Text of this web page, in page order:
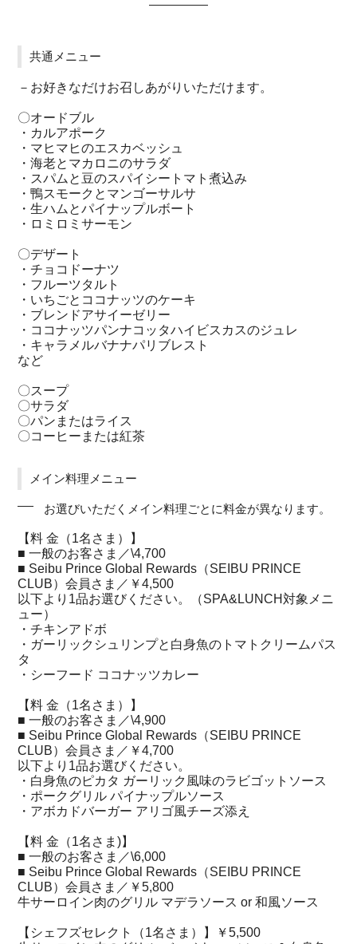
共通メニュー
－お好きなだけお召しあがりいただけます。
〇オードブル
・カルアポーク
・マヒマヒのエスカベッシュ
・海老とマカロニのサラダ
・スパムと豆のスパイシートマト煮込み
・鴨スモークとマンゴーサルサ
・生ハムとパイナップルボート
・ロミロミサーモン
〇デザート
・チョコドーナツ
・フルーツタルト
・いちごとココナッツのケーキ
・ブレンドアサイーゼリー
・ココナッツパンナコッタハイビスカスのジュレ
・キャラメルバナナパリブレスト
など
〇スープ
〇サラダ
〇パンまたはライス
〇コーヒーまたは紅茶
メイン料理メニュー
お選びいただくメイン料理ごとに料金が異なります。
【料 金（1名さま）】
■ 一般のお客さま／\4,700
■ Seibu Prince Global Rewards（SEIBU PRINCE
CLUB）会員さま／￥4,500
以下より1品お選びください。（SPA&LUNCH対象メニ
ュー）
・チキンアドボ
・ガーリックシュリンプと白身魚のトマトクリームパス
タ
・シーフード ココナッツカレー
【料 金（1名さま）】
■ 一般のお客さま／\4,900
■ Seibu Prince Global Rewards（SEIBU PRINCE
CLUB）会員さま／￥4,700
以下より1品お選びください。
・白身魚のピカタ ガーリック風味のラビゴットソース
・ポークグリル パイナップルソース
・アボカドバーガー アリゴ風チーズ添え
【料 金（1名さま)】
■ 一般のお客さま／\6,000
■ Seibu Prince Global Rewards（SEIBU PRINCE
CLUB）会員さま／￥5,800
牛サーロイン肉のグリル マデラソース or 和風ソース
【シェフズセレクト（1名さま）】￥5,500